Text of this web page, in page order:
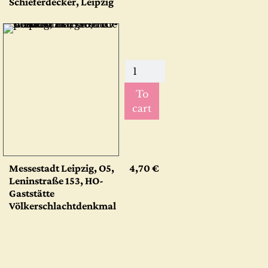
To
cart
Messestadt Leipzig, O5,
Leninstraße 153, HO-
Gaststätte
Völkerschlachtdenkmal
4,70 €